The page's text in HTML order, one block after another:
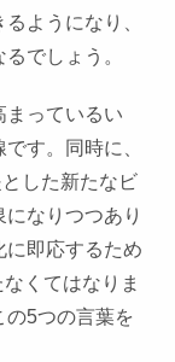
ようになり、
でしょう。
まっているい
す。同時に、
した新たなビ
なりつつあり
に即応するため
くてはなりま
の5つの言葉を